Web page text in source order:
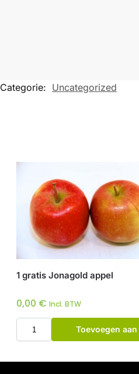
Categorie: Uncategorized
1 gratis Jonagold appel
0,00 € Incl. BTW
Toevoegen aan